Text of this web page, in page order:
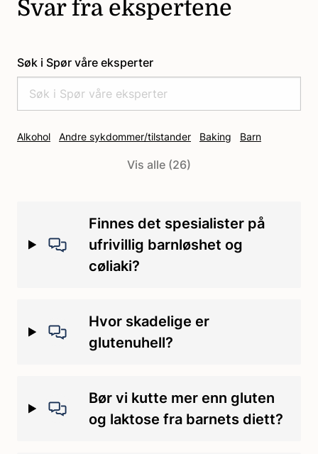
Svar fra ekspertene
Søk i Spør våre eksperter
Alkohol Andre sykdommer/tilstander Baking
Barn
Cøliakipille
Grunnstønad Hveteallergi
Hvetestivelse
Håndtering
Ikke-cøliakisk glutensensitivitet
Ingredienser
Irritabel tarmsyndrom
Kontaminering
Sjokolade og godteri
Skole/SFO/barnehage
Symptomer Tannskader
Vis alle (26)
Finnes det spesialister på
ufrivillig barnløshet og
cøliaki?
Hvor skadelige er
glutenuhell?
Bør vi kutte mer enn gluten
og laktose fra barnets diett?